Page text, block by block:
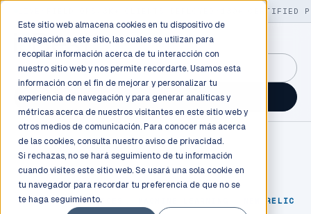
Este sitio web almacena cookies en tu dispositivo de
navegación a este sitio, las cuales se utilizan para
recopilar información acerca de tu interacción con
nuestro sitio web y nos permite recordarte. Usamos esta
información con el fin de mejorar y personalizar tu
experiencia de navegación y para generar analíticas y
métricas acerca de nuestros visitantes en este sitio web y
otros medios de comunicación. Para conocer más acerca
de las cookies, consulta nuestro aviso de privacidad.
Si rechazas, no se hará seguimiento de tu información
cuando visites este sitio web. Se usará una sola cookie en
tu navegador para recordar tu preferencia de que no se
te haga seguimiento.
130+ CERTIFIED
GuidancePlex →
Talk to an engineer →
AMAZON WEB SERVICES NEW RELIC